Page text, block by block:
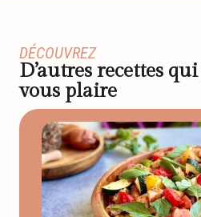
DÉCOUVREZ
D’autres recettes
vous plaire